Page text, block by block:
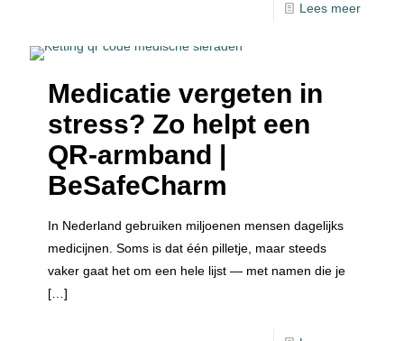
Lees meer
Medicatie vergeten in
stress? Zo helpt een
QR-armband |
BeSafeCharm
In Nederland gebruiken miljoenen mensen dagelijks
medicijnen. Soms is dat één pilletje, maar steeds
vaker gaat het om een hele lijst — met namen die je
[…]